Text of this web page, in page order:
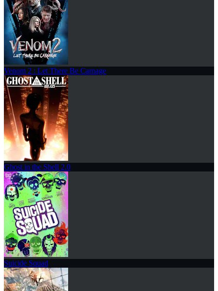
Venom 2 : Let There Be Carnage
Ghost in the Shell 2.0
Suicide Squad